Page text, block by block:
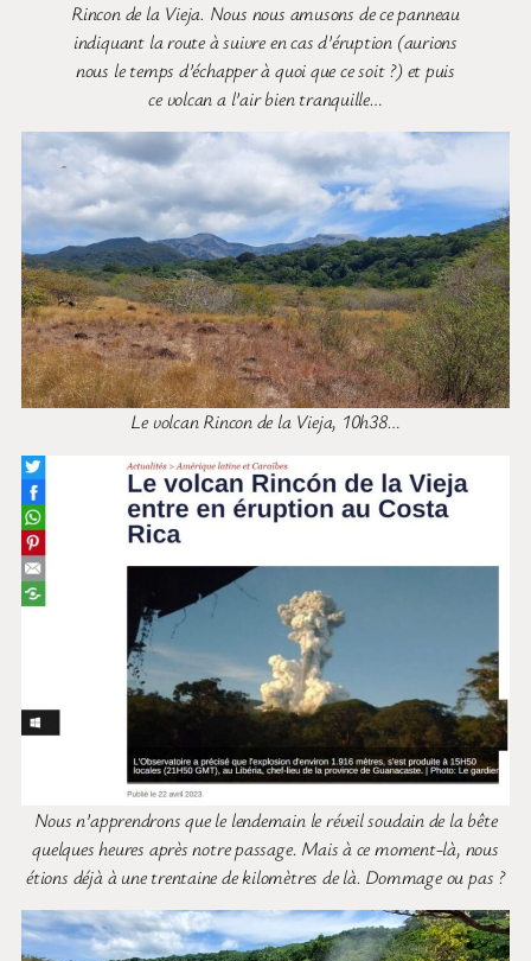
Rincon de la Vieja. Nous nous amusons de ce panneau
indiquant la route à suivre en cas d’éruption (aurions
nous le temps d’échapper à quoi que ce soit ?) et puis
ce volcan a l’air bien tranquille…
Le volcan Rincon de la Vieja, 10h38…
Nous n’apprendrons que le lendemain le réveil soudain de la bête
quelques heures après notre passage. Mais à ce moment-là, nous
étions déjà à une trentaine de kilomètres de là. Dommage ou pas ?